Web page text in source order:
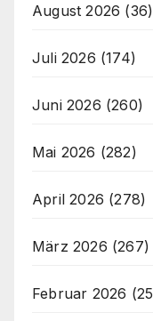
August 2026 (36)
Juli 2026 (174)
Juni 2026 (260)
Mai 2026 (282)
April 2026 (278)
März 2026 (267)
Februar 2026